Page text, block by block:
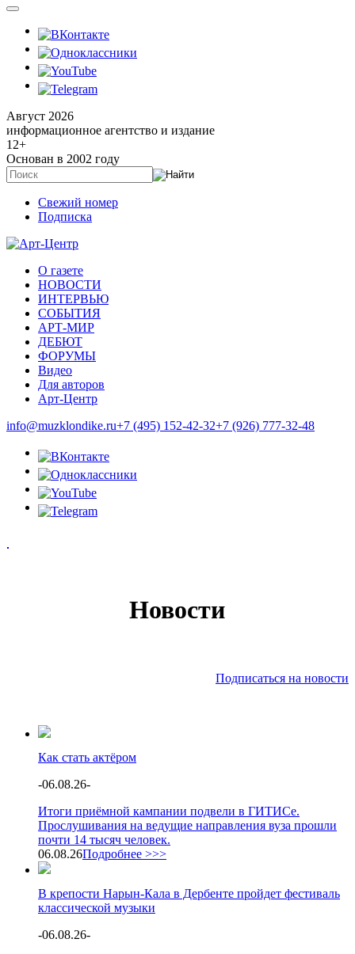
Август 2026
информационное агентство и издание
12+
Основан в 2002 году
Свежий номер
Подписка
О газете
НОВОСТИ
ИНТЕРВЬЮ
СОБЫТИЯ
АРТ-МИР
ДЕБЮТ
ФОРУМЫ
Видео
Для авторов
Арт-Центр
info@muzklondike.ru+7 (495) 152-42-32+7 (926) 777-32-48
Новости
Подписаться на новости
Как стать актёром
-06.08.26-
Итоги приёмной кампании подвели в ГИТИСе.
Прослушивания на ведущие направления вуза прошли
почти 14 тысяч человек.
06.08.26Подробнее >>>
В крепости Нарын-Кала в Дербенте пройдет фестиваль
классической музыки
-06.08.26-